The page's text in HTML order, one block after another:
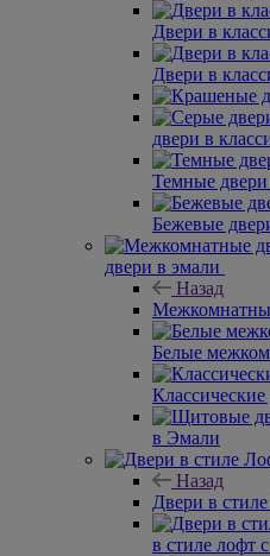
Двери в
Двери в
двери в
Темные двери
Бежевые
двери в эмали
Назад
Белые
в Эмали
Назад
Двери в
в стиле лофт